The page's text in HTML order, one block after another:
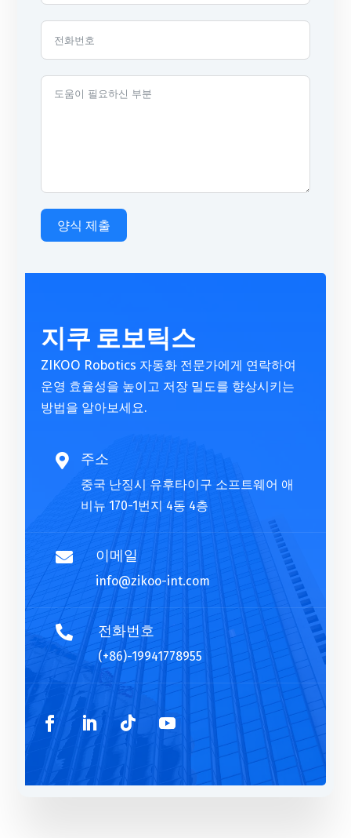
양식 제출
e
n
a
t
지쿠 로보틱스
ZIKOO Robotics 자동화 전문가에게 연락하여
운영 효율성을 높이고 저장 밀도를 향상시키는
방법을 알아보세요.
 주소
중국 난징시 유후타이구 소프트웨어 애
비뉴 170-1번지 4동 4층
 이메일
info@zikoo-int.com
 전화번호
(+86)-19941778955